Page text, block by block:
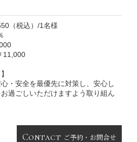
（税込）/1名様
11,000
・安全を最優先に対策し、安心し
過ごしいただけますよう取り組ん
Contact ご予約・お問合せ